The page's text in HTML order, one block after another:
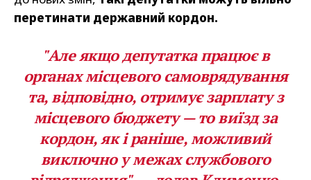
перетинати державний кордон.
"Але якщо депутатка працює в
органах місцевого самоврядування
та, відповідно, отримує зарплату з
місцевого бюджету — то виїзд за
кордон, як і раніше, можливий
виключно у межах службового